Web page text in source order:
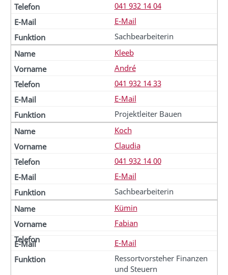
041 932 14 04
E-Mail
Sachbearbeiterin
Kleeb
André
041 932 14 33
E-Mail
Projektleiter Bauen
Koch
Claudia
041 932 14 00
E-Mail
Sachbearbeiterin
Kümin
Fabian
E-Mail
Ressortvorsteher Finanzen
und Steuern